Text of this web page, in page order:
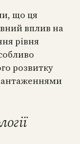
що ця
вплив на
рівня
розвитку